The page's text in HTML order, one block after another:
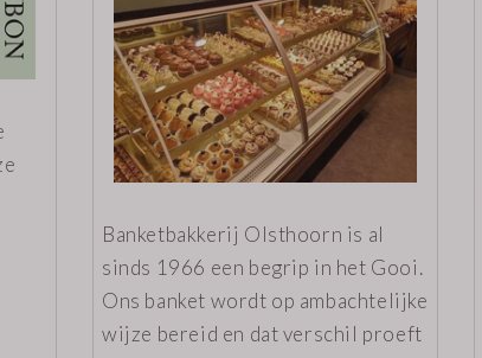
Banketbakkerij Olsthoorn is al
sinds 1966 een begrip in het Gooi.
Ons banket wordt op ambachtelijke
wijze bereid en dat verschil proeft